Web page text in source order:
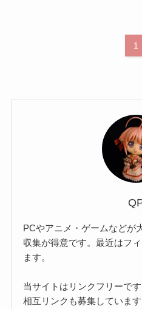
1
PCやアニメ・ゲームなどが
収集が得意です。最近はフ
ます。
当サイトはリンクフリーです
相互リンクも募集していま